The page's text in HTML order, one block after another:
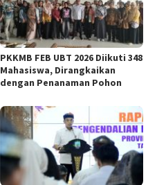
PKKMB FEB UBT 2026 Diikuti 348
Mahasiswa, Dirangkaikan
dengan Penanaman Pohon